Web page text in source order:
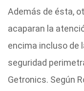
Además de ésta,
acaparan la
encima incluso de
seguridad
Getronics. Según